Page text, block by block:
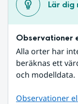
Lär dig
Observationer
Alla orter har
beräknas ett
och modelldata.
Observationer